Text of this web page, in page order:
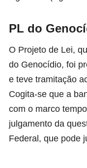
PL do
O Projeto de Lei,
do Genocídio, foi
e teve tramitação
Cogita-se que a
com o marco
julgamento da
Federal, que pode